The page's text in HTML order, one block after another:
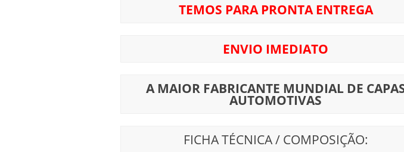
TEMOS PARA PRONTA ENTREGA
ENVIO IMEDIATO
A MAIOR FABRICANTE MUNDIAL DE
AUTOMOTIVAS
FICHA TÉCNICA / COMPOSIÇÃO: